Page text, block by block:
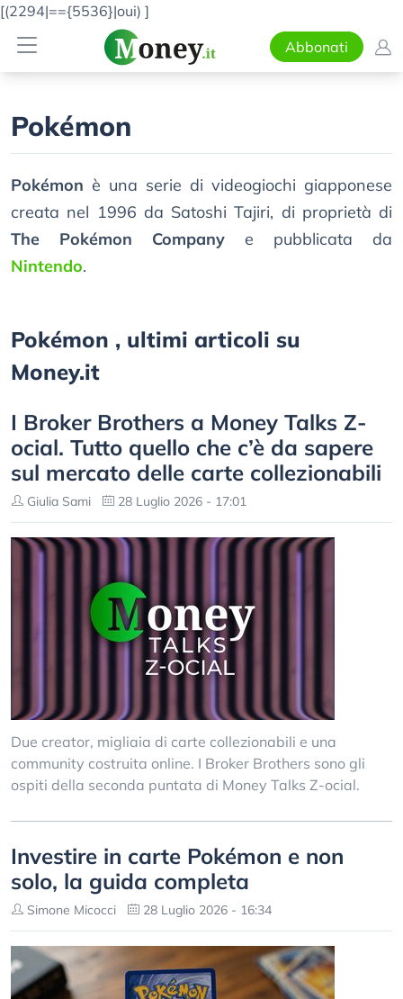
[(2294|=={5536}|oui) ]
Abbonati
Pokémon
Pokémon è una serie di videogiochi giapponese
creata nel 1996 da Satoshi Tajiri, di proprietà di
The Pokémon Company e pubblicata da
Nintendo.
Pokémon , ultimi articoli su
Money.it
I Broker Brothers a Money Talks Z-
ocial. Tutto quello che c’è da sapere
sul mercato delle carte collezionabili
Giulia Sami 28 Luglio 2026 - 17:01
Due creator, migliaia di carte collezionabili e una
community costruita online. I Broker Brothers sono gli
ospiti della seconda puntata di Money Talks Z-ocial.
Investire in carte Pokémon e non
solo, la guida completa
Simone Micocci 28 Luglio 2026 - 16:34